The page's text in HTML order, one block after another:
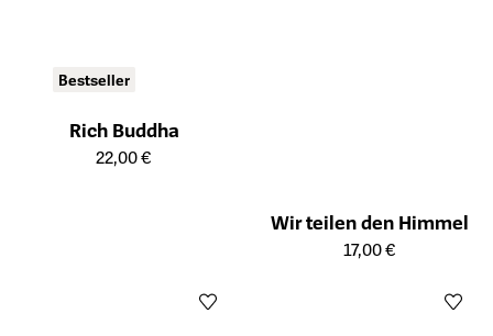
Bestseller
Rich Buddha
Öffnet die Detailseite des Produkts
22,00 €
Wir teilen den Himmel
Öffnet die Detailseite des
17,00 €